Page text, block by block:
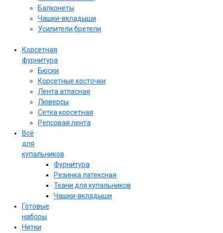
Балконеты
Чашки-вкладыши
Усилители бретели
Корсетная
фурнитура
Бюски
Корсетные косточки
Лента атласная
Люверсы
Сетка корсетная
Репсовая лента
Всё
для
купальников
Фурнитура
Резинка латексная
Ткани для купальников
Чашки-вкладыши
Готовые
наборы
Нитки